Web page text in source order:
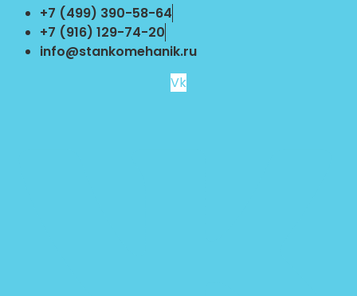
Перейти
содержимому
+7 (499) 390-58-64
+7 (916) 129-74-20
info@stankomehanik.ru
Vk